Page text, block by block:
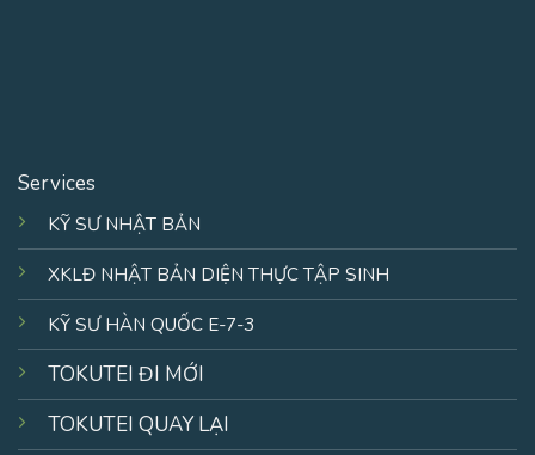
Services
KỸ SƯ NHẬT BẢN
XKLĐ NHẬT BẢN DIỆN THỰC TẬP SINH
KỸ SƯ HÀN QUỐC E-7-3
TOKUTEI ĐI MỚI
TOKUTEI QUAY LẠI